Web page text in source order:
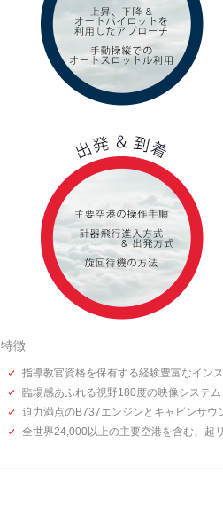
特徴
指導教官資格を保有する経験豊富なイン
臨場感あふれる視野180度の映像システム
迫力満点のB737エンジンとキャビンサウ
全世界24,000以上の主要空港を含む、超